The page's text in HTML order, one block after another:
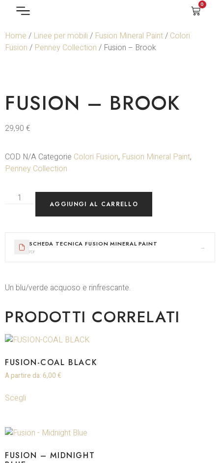
0
Home / Linee per mobili / Fusion Mineral Paint/ Colori
Fusion / Penney Collection / Fusion – Brook
FUSION – BROOK
29,90 €
COD N/A Categorie Colori Fusion, Fusion Mineral Paint,
Penney Collection
AGGIUNGI AL CARRELLO
SCHEDA TECNICA FUSION MINERAL PAINT
PDF →
Un blu/verde acquoso e rinfrescante.
PRODOTTI CORRELATI
FUSION-COAL BLACK
A partire da: 6,00 €
Scegli
FUSION – MIDNIGHT